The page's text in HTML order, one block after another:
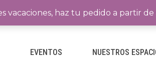
EVENTOS NUESTROS
vacaciones, haz tu pedido a partir